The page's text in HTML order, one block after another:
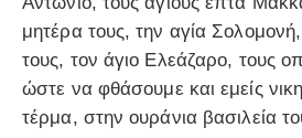
μητέρα τους, την αγία
τους, τον άγιο Ελεάζαρο, τους
ώστε να φθάσουμε και εμείς
τέρμα, στην ουράνια βασιλεία